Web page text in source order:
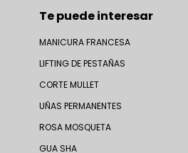
Te puede interesar
MANICURA FRANCESA
LIFTING DE PESTAÑAS
CORTE MULLET
UÑAS PERMANENTES
ROSA MOSQUETA
GUA SHA